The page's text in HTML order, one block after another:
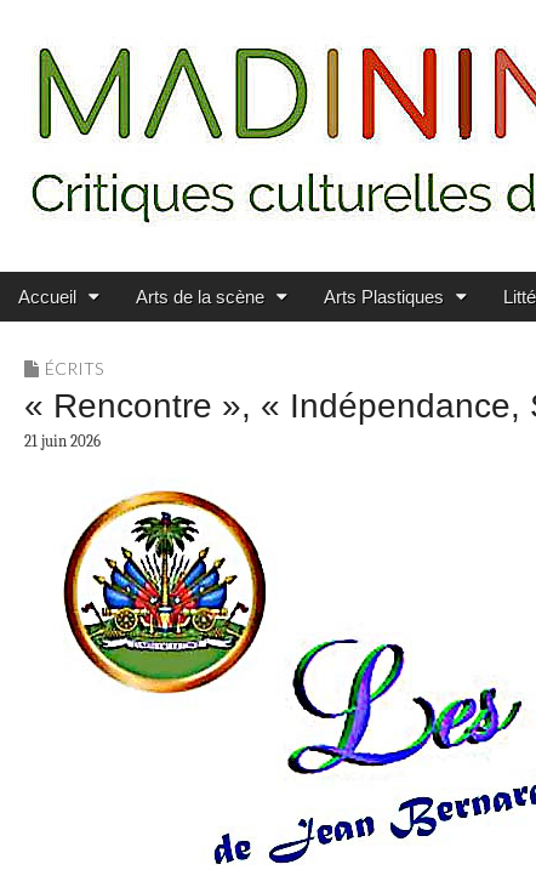
MADININ'ART
Main menu
Skip to content
Accueil Arts de la scène Arts Plastiques
ÉCRITS
« Rencontre », «
21 juin 2026